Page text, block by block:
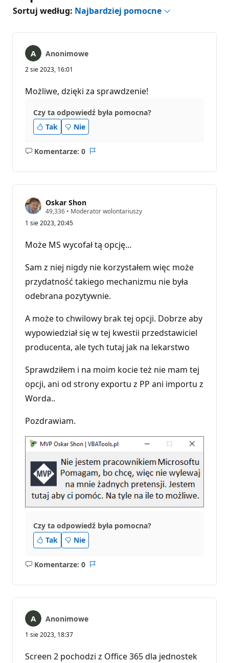
Sortuj według: Najbardziej pomocne
Anonimowe
2 sie 2023, 16:01
Możliwe, dzięki za sprawdzenie!
Czy ta odpowiedź była pomocna?
Tak
Nie
Komentarze: 0
Brak
Oskar Shon
49,336 P
n
t
y
e
p
u
t
a
c
i
• Moderator wolontariuszy
1 sie 2023, 20:45
Może MS wycofał tą opcję...
Sam z niej nigdy nie korzystałem więc może
przydatność takiego mechanizmu nie była
odebrana pozytywnie.
A może to chwilowy brak tej opcji. Dobrze aby
wypowiedział się w tej kwestii przedstawiciel
producenta, ale tych tutaj jak na lekarstwo
Sprawdziłem i na moim kocie też nie mam tej
opcji, ani od strony exportu z PP ani importu z
Worda..
Pozdrawiam.
Czy ta odpowiedź była pomocna?
Tak
Nie
Komentarze: 0
Brak
Anonimowe
1 sie 2023, 18:37
Screen 2 pochodzi z Office 365 dla jednostek